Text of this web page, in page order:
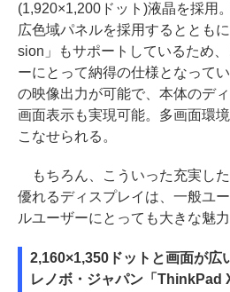
(1,920×1,200ドット)液晶を採用
広色域パネルを採用するととも
sion」もサポートしているため
ーにとって納得の仕様となって
の映像出力が可能で、本体のデ
画面表示も実現可能。多画面環
こなせられる。
もちろん、こういった充実し
優れるディスプレイは、一般ユ
ルユーザーにとっても大きな魅力
2,160×1,350ドットと画面が広
レノボ・ジャパン「ThinkPad